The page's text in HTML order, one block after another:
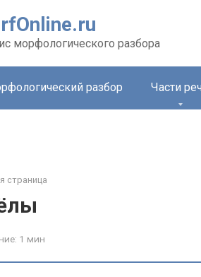
морфологического разбора
разбор Части
страница
1 мин